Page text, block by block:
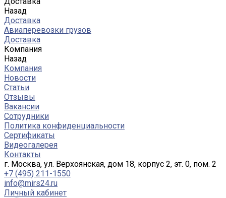
Назад
Доставка
Авиаперевозки грузов
Доставка
Компания
Назад
Компания
Новости
Статьи
Отзывы
Вакансии
Сотрудники
Политика конфиденциальности
Сертификаты
Видеогалерея
Контакты
г. Москва, ул. Верхоянская, дом 18, корпус 2, эт. 0, пом. 2
+7 (495) 211-1550
info@mirs24.ru
Личный кабинет